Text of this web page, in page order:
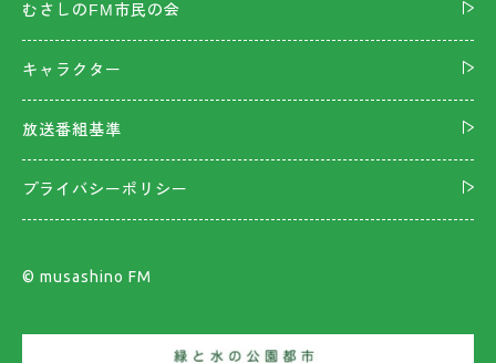
むさしのFM市民の会
キャラクター
放送番組基準
プライバシーポリシー
©︎ musashino FM